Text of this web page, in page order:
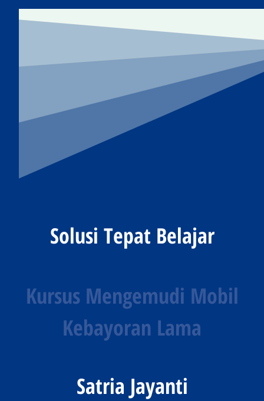
Solusi Tepat Belajar
Kursus Mengemudi Mobil
Kebayoran Lama
Satria Jayanti